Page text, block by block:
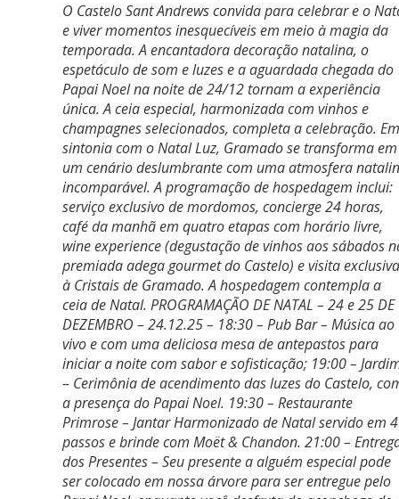
O Castelo Sant Andrews convida para celebrar e o
e viver momentos inesquecíveis em meio à magia da
temporada. A encantadora decoração natalina, o
espetáculo de som e luzes e a aguardada chegada do
Papai Noel na noite de 24/12 tornam a experiência
única. A ceia especial, harmonizada com vinhos e
champagnes selecionados, completa a celebração. Em
sintonia com o Natal Luz, Gramado se transforma em
um cenário deslumbrante com uma atmosfera
incomparável. A programação de hospedagem inclui:
serviço exclusivo de mordomos, concierge 24 horas,
café da manhã em quatro etapas com horário livre,
wine experience (degustação de vinhos aos sábados
premiada adega gourmet do Castelo) e visita exclusiva
à Cristais de Gramado. A hospedagem contempla a
ceia de Natal. PROGRAMAÇÃO DE NATAL – 24 e 25 DE
DEZEMBRO – 24.12.25 – 18:30 – Pub Bar – Música ao
vivo e com uma deliciosa mesa de antepastos para
iniciar a noite com sabor e sofisticação; 19:00 –
– Cerimônia de acendimento das luzes do Castelo,
a presença do Papai Noel. 19:30 – Restaurante
Primrose – Jantar Harmonizado de Natal servido em 4
passos e brinde com Moët & Chandon. 21:00 –
dos Presentes – Seu presente a alguém especial pode
ser colocado em nossa árvore para ser entregue pelo